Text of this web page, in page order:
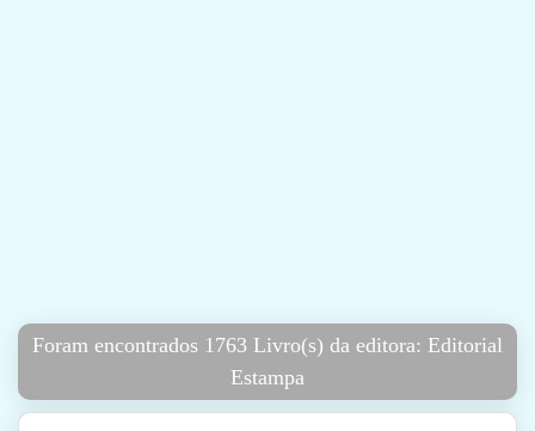
Foram encontrados 1763 Livro(s) da editora: Editorial
Estampa